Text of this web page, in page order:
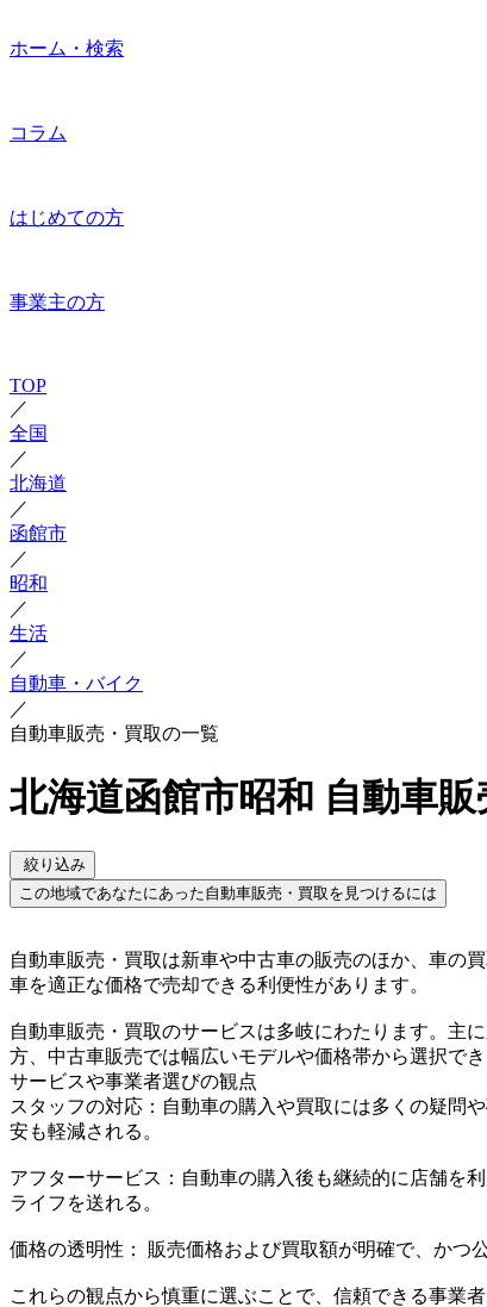
ホーム・検索
コラム
はじめての方
事業主の方
TOP
／
全国
／
北海道
／
函館市
／
昭和
／
生活
／
自動車・バイク
／
自動車販売・買取の一覧
北海道函館市昭和 自動車
絞り込み
この地域であなたにあった自動車販売・買取を見つけるには
自動車販売・買取は新車や中古車の販売のほか、車の
車を適正な価格で売却できる利便性があります。
自動車販売・買取のサービスは多岐にわたります。主
方、中古車販売では幅広いモデルや価格帯から選択で
サービスや事業者選びの観点
スタッフの対応：自動車の購入や買取には多くの疑問
安も軽減される。
アフターサービス：自動車の購入後も継続的に店舗を
ライフを送れる。
価格の透明性： 販売価格および買取額が明確で、かつ
これらの観点から慎重に選ぶことで、信頼できる事業者